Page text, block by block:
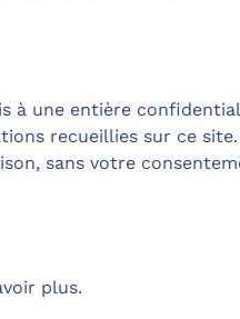
à une entière
recueillies sur ce
sans votre
plus.